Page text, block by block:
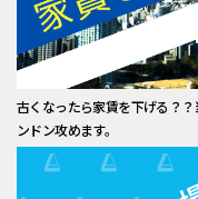
古くなったら家賃を下げる？
ンドン攻めます。